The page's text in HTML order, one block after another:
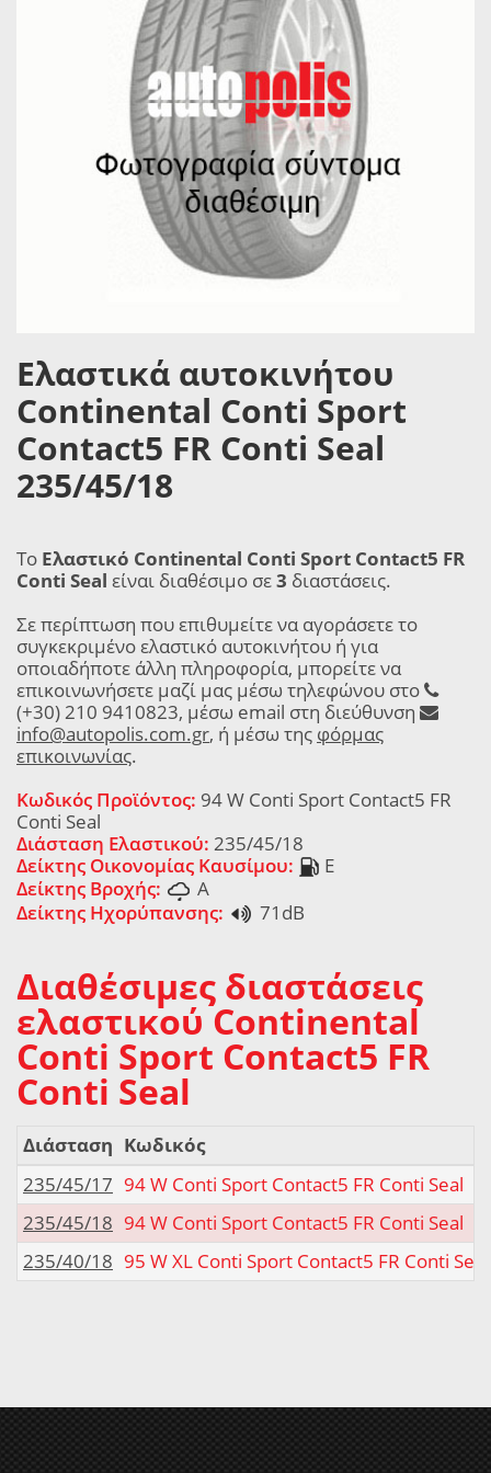
Ελαστικά αυτοκινήτου
Continental Conti Sport
Contact5 FR Conti Seal
235/45/18
Το Ελαστικό Continental Conti Sport Contact5 FR
Conti Seal είναι διαθέσιμο σε3 διαστάσεις.
Σε περίπτωση που επιθυμείτε να αγοράσετε το
συγκεκριμένο ελαστικό αυτοκινήτου ή για
οποιαδήποτε άλλη πληροφορία, μπορείτε να
επικοινωνήσετε μαζί μας μέσω τηλεφώνου στο
(+30) 210 9410823, μέσω email στη διεύθυνση
info@autopolis.com.gr, ή μέσω της φόρμας
επικοινωνίας.
Κωδικός Προϊόντος: 94 W Conti Sport Contact5 FR
Conti Seal
Διάσταση Ελαστικού: 235/45/18
Δείκτης Οικονομίας Καυσίμου:
E
Δείκτης Βροχής:
A
Δείκτης Ηχορύπανσης:
71dB
Διαθέσιμες διαστάσεις
ελαστικού Continental
Conti Sport Contact5 FR
Conti Seal
Διάσταση Κωδικός
235/45/17 94 W Conti Sport Contact5 FR Conti Seal
235/45/18 94 W Conti Sport Contact5 FR Conti Seal
235/40/18 95 W XL Conti Sport Contact5 FR Conti Seal